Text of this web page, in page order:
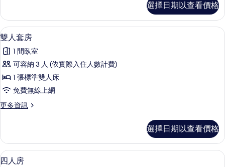
有
相
片
雅
房
的
情
選擇日期以查看價格
顯
示
雙
人
套
的
有
相
片
雙人套房 | 書桌、遮光布/窗簾、隔音
3
雙人套房
1 間臥室
可容納 3 人 (依實際入住人數計費)
1 張標準雙人床
免費無線上網
更多資訊
更
套
房
的
選擇日期以查看價格
顯
四人房 | 書桌、遮光布/窗簾、隔音、
3
四人房